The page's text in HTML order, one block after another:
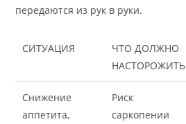
передаются из рук в руки.
СИТУАЦИЯ
ЧТО ДОЛЖНО
НАСТОРОЖИТЬ
Снижение
аппетита,
Риск
саркопении